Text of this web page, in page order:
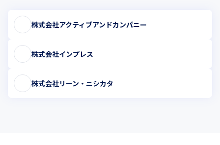
株式会社アクティブアンドカンパニー
株式会社インプレス
株式会社リーン・ニシカタ